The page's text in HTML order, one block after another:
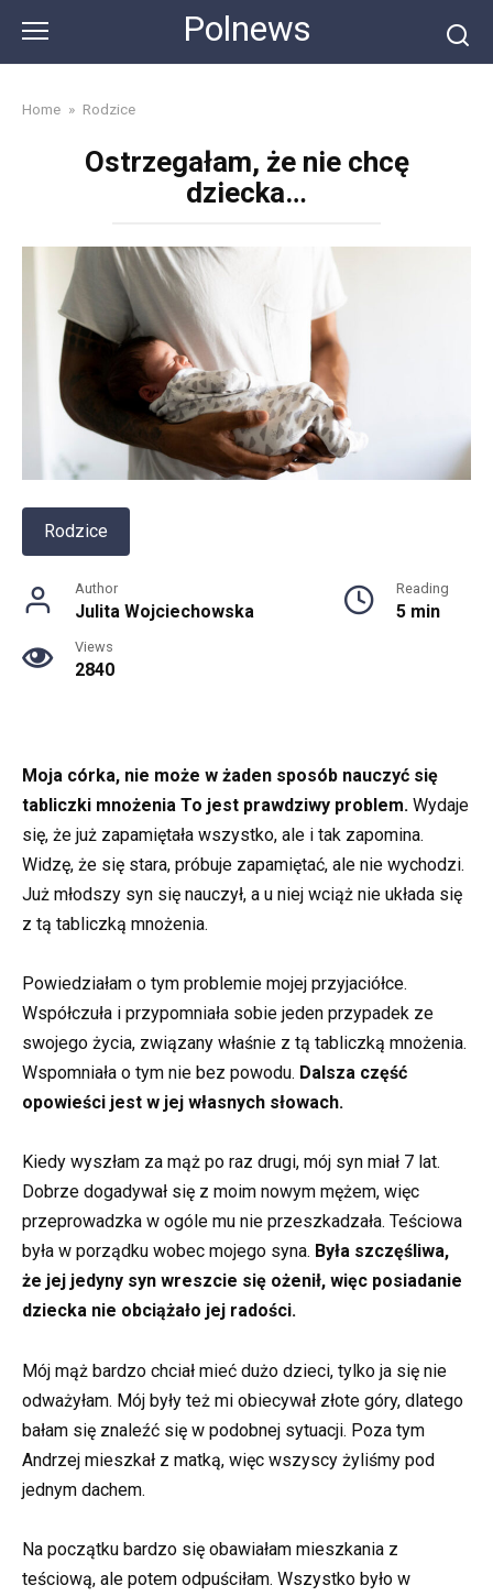
content
Polnews
Home » Rodzice
Ostrzegałam, że nie chcę
dziecka…
Rodzice
Author
Julita Wojciechowska
Reading
5 min
Views
2840
Moja córka, nie może w żaden sposób nauczyć się
tabliczki mnożenia To jest prawdziwy problem. Wydaje
się, że już zapamiętała wszystko, ale i tak zapomina.
Widzę, że się stara, próbuje zapamiętać, ale nie wychodzi.
Już młodszy syn się nauczył, a u niej wciąż nie układa się
z tą tabliczką mnożenia.
Powiedziałam o tym problemie mojej przyjaciółce.
Współczuła i przypomniała sobie jeden przypadek ze
swojego życia, związany właśnie z tą tabliczką mnożenia.
Wspomniała o tym nie bez powodu. Dalsza część
opowieści jest w jej własnych słowach.
Kiedy wyszłam za mąż po raz drugi, mój syn miał 7 lat.
Dobrze dogadywał się z moim nowym mężem, więc
przeprowadzka w ogóle mu nie przeszkadzała. Teściowa
była w porządku wobec mojego syna. Była szczęśliwa,
że jej jedyny syn wreszcie się ożenił, więc posiadanie
dziecka nie obciążało jej radości.
Mój mąż bardzo chciał mieć dużo dzieci, tylko ja się nie
odważyłam. Mój były też mi obiecywał złote góry, dlatego
bałam się znaleźć się w podobnej sytuacji. Poza tym
Andrzej mieszkał z matką, więc wszyscy żyliśmy pod
jednym dachem.
Na początku bardzo się obawiałam mieszkania z
teściową, ale potem odpuściłam. Wszystko było w